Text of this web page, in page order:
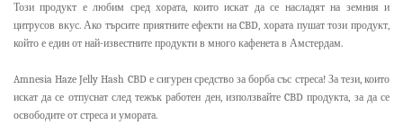
Този продукт е любим сред хората, които искат да се насладят на земния и
цитрусов вкус. Ако търсите приятните ефекти на CBD, хората пушат този продукт,
който е един от най-известните продукти в много кафенета в Амстердам.
Amnesia Haze Jelly Hash CBD е сигурен средство за борба със стреса! За тези, които
искат да се отпуснат след тежък работен ден, използвайте CBD продукта, за да се
освободите от стреса и умората.